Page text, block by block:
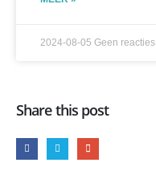
2024-08-05 Geen reacties
Share this post